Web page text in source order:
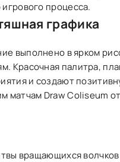
процесса.
графика
выполнено в ярком
Красочная палитра,
и создают
матчам Draw Coliseum
вращающихся